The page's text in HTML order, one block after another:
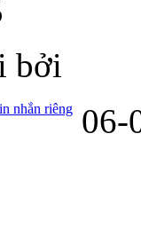
bởi
nhắn riêng 06-